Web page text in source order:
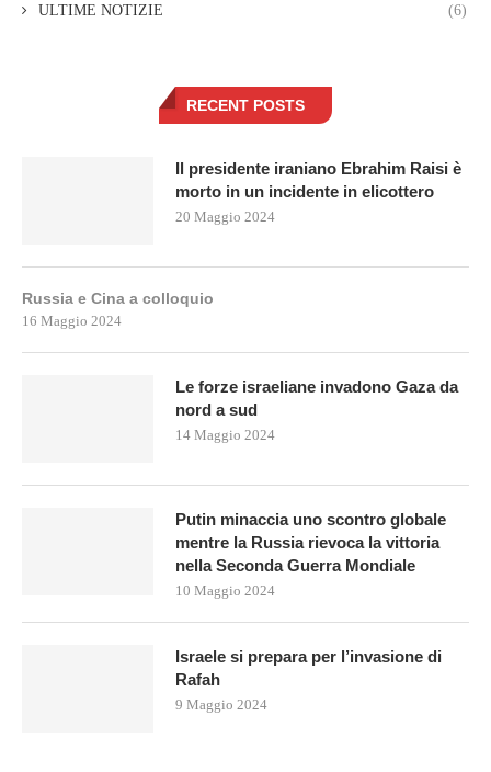
ULTIME NOTIZIE (6)
RECENT POSTS
Il presidente iraniano Ebrahim Raisi è
morto in un incidente in elicottero
20 Maggio 2024
Russia e Cina a colloquio
16 Maggio 2024
Le forze israeliane invadono Gaza da
nord a sud
14 Maggio 2024
Putin minaccia uno scontro globale
mentre la Russia rievoca la vittoria
nella Seconda Guerra Mondiale
10 Maggio 2024
Israele si prepara per l’invasione di
Rafah
9 Maggio 2024